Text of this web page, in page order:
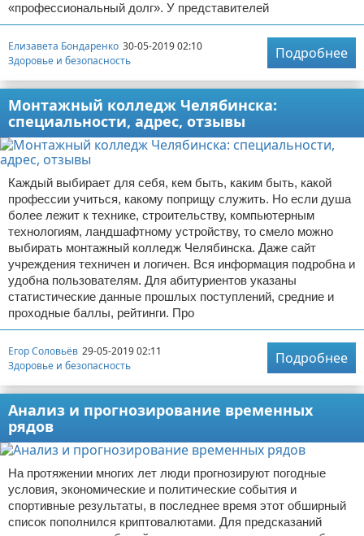
«профессиональный долг». У представителей
Елизавета Бондаренко 30-05-2019 02:10
Здоровье и безопасность
Подробнее
Монтажный колледж Челябинска:
специальности, адрес, отзывы
Каждый выбирает для себя, кем быть, каким быть, какой
профессии учиться, какому поприщу служить. Но если душа
более лежит к технике, строительству, компьютерным
технологиям, ландшафтному устройству, то смело можно
выбирать монтажный колледж Челябинска. Даже сайт
учреждения техничен и логичен. Вся информация подробна и
удобна пользователям. Для абитуриентов указаны
статистические данные прошлых поступлений, средние и
проходные баллы, рейтинги. Про
Егор Соловьёв 29-05-2019 02:11
Здоровье и безопасность
Подробнее
Анализ и прогнозирование временных
рядов
На протяжении многих лет люди прогнозируют погодные
условия, экономические и политические события и
спортивные результаты, в последнее время этот обширный
список пополнился криптовалютами. Для предсказаний